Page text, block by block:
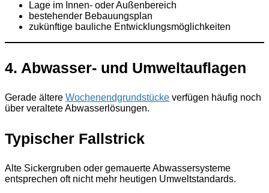
Lage im Innen- oder Außenbereich
bestehender Bebauungsplan
zukünftige bauliche Entwicklungsmöglichkeiten
4. Abwasser- und Umweltauflagen
Gerade ältere Wochenendgrundstücke verfügen häufig noch
über veraltete Abwasserlösungen.
Typischer Fallstrick
Alte Sickergruben oder gemauerte Abwassersysteme
entsprechen oft nicht mehr heutigen Umweltstandards.